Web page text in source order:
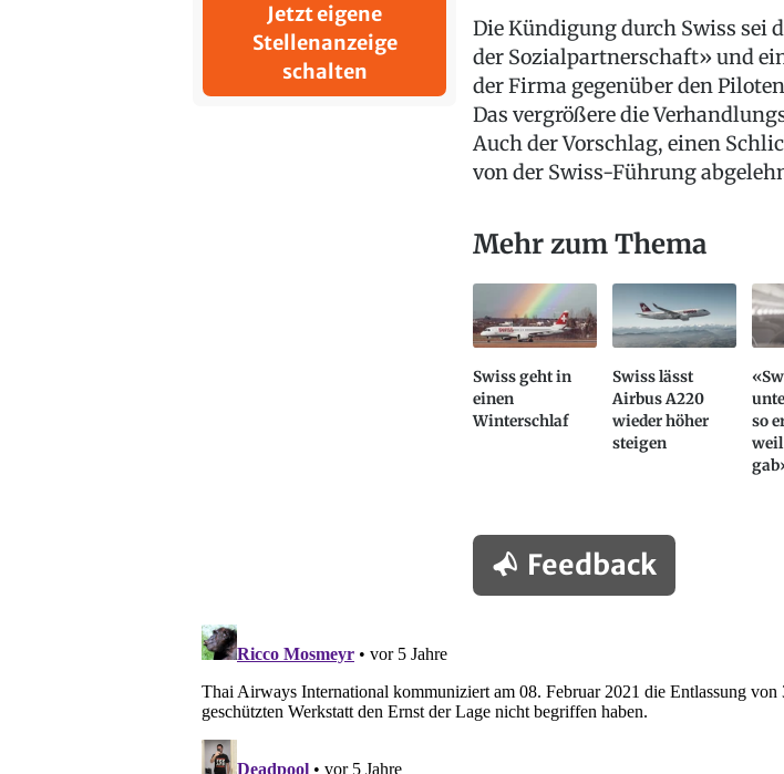
Jetzt eigene
Stellenanzeige
schalten
Die Kündigung durch Swiss sei
der Sozialpartnerschaft» und
der Firma gegenüber den
Das vergrößere die
Auch der Vorschlag, einen
von der Swiss-Führung
Mehr zum Thema
Swiss geht in
einen
Winterschlaf
Swiss lässt
Airbus A220
wieder höher
steigen
so
weil
Feedback